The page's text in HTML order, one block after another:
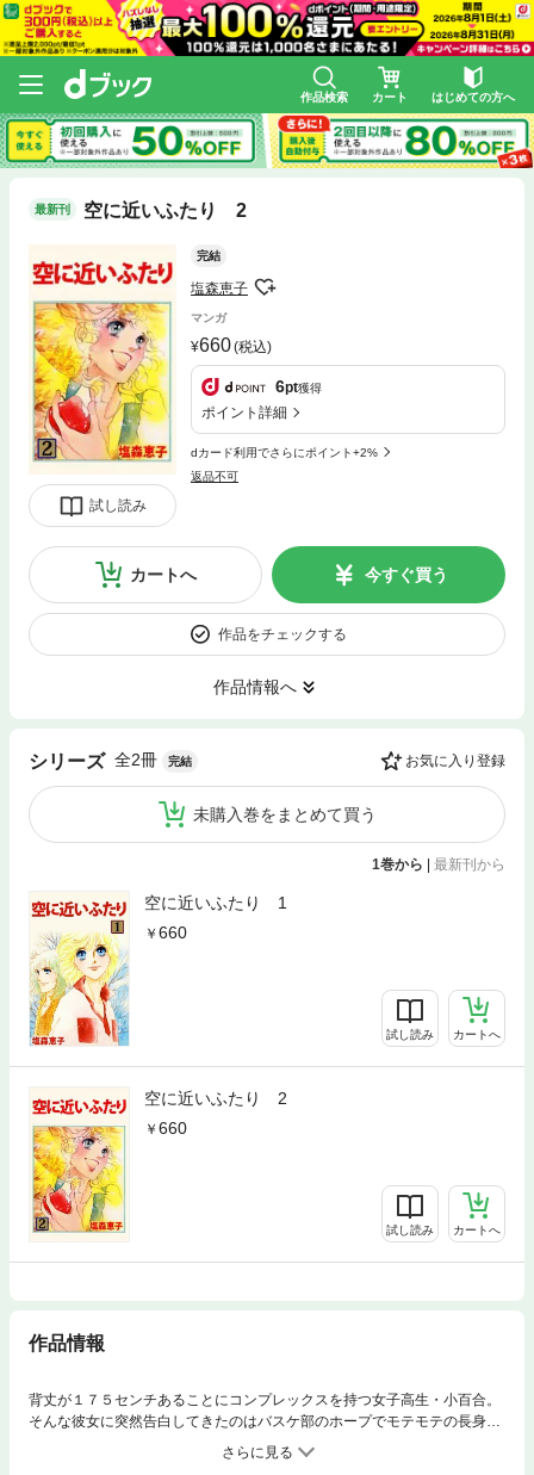
作品検索 カート はじめての方へ
最新刊 空に近いふたり 2
試し読み
完結
塩森恵子
マンガ
660(税込)
6pt獲得
ポイント詳細
dカード利用でさらにポイント+2%
返品不可
カートへ 今すぐ買う
作品をチェックする
作品情報へ
シリーズ 全2冊 完結 お気に入り登録
未購入巻をまとめて買う
1巻から | 最新刊から
空に近いふたり 1
660
試し読み カートへ
空に近いふたり 2
660
試し読み カートへ
作品情報
背丈が１７５センチあることにコンプレックスを持つ女子高生・小百合。
そんな彼女に突然告白してきたのはバスケ部のホープでモテモテの長身
男・修。告白以来やたら付きまとってくるようになった修の図々しさに腹
をたてていた小百合だったが…